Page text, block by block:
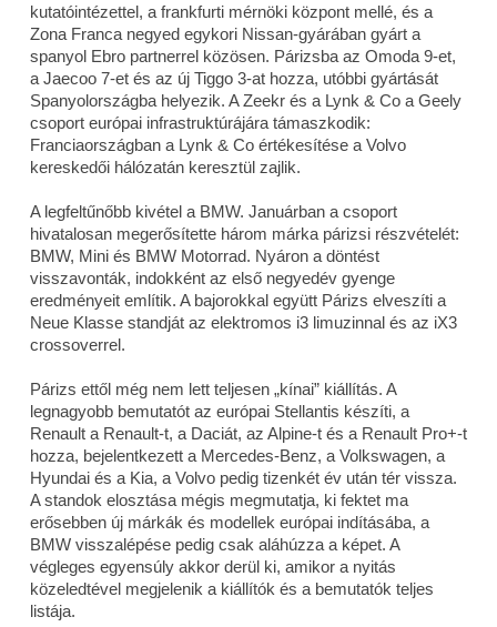
kutatóintézettel, a frankfurti mérnöki központ mellé, és a
Zona Franca negyed egykori Nissan-gyárában gyárt a
spanyol Ebro partnerrel közösen. Párizsba az Omoda 9-et,
a Jaecoo 7-et és az új Tiggo 3-at hozza, utóbbi gyártását
Spanyolországba helyezik. A Zeekr és a Lynk & Co a Geely
csoport európai infrastruktúrájára támaszkodik:
Franciaországban a Lynk & Co értékesítése a Volvo
kereskedői hálózatán keresztül zajlik.
A legfeltűnőbb kivétel a BMW. Januárban a csoport
hivatalosan megerősítette három márka párizsi részvételét:
BMW, Mini és BMW Motorrad. Nyáron a döntést
visszavonták, indokként az első negyedév gyenge
eredményeit említik. A bajorokkal együtt Párizs elveszíti a
Neue Klasse standját az elektromos i3 limuzinnal és az iX3
crossoverrel.
Párizs ettől még nem lett teljesen „kínai” kiállítás. A
legnagyobb bemutatót az európai Stellantis készíti, a
Renault a Renault-t, a Daciát, az Alpine-t és a Renault Pro+-t
hozza, bejelentkezett a Mercedes-Benz, a Volkswagen, a
Hyundai és a Kia, a Volvo pedig tizenkét év után tér vissza.
A standok elosztása mégis megmutatja, ki fektet ma
erősebben új márkák és modellek európai indításába, a
BMW visszalépése pedig csak aláhúzza a képet. A
végleges egyensúly akkor derül ki, amikor a nyitás
közeledtével megjelenik a kiállítók és a bemutatók teljes
listája.